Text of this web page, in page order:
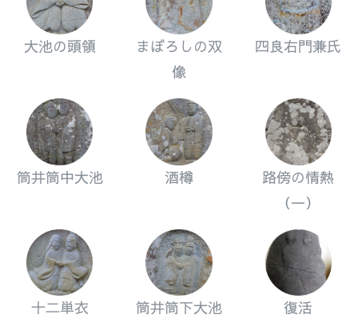
大池の頭領
まぼろしの双
像
四良右門兼氏
筒井筒中大池 酒樽
路傍の情熱
（一）
十二単衣 筒井筒下大池 復活